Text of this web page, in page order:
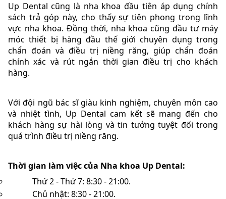
Up Dental cũng là nha khoa đầu tiên áp dụng chính
sách trả góp này, cho thấy sự tiên phong trong lĩnh
vực nha khoa. Đồng thời, nha khoa cũng đầu tư máy
móc thiết bị hàng đầu thế giới chuyên dụng trong
chẩn đoán và điều trị niềng răng, giúp chẩn đoán
chính xác và rút ngắn thời gian điều trị cho khách
hàng.
Với đội ngũ bác sĩ giàu kinh nghiệm, chuyên môn cao
và nhiệt tình, Up Dental cam kết sẽ mang đến cho
khách hàng sự hài lòng và tin tưởng tuyệt đối trong
quá trình điều trị niềng răng.
Thời gian làm việc của Nha khoa Up Dental:
Thứ 2 - Thứ 7: 8:30 - 21:00.
Chủ nhật: 8:30 - 21:00.